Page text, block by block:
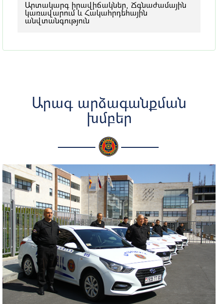
Արտակարգ իրավիճակներ, Ճգնաժամային
կառավարում և Հակահրդեհային
անվտանգություն
Արագ արձագանքման
խմբեր